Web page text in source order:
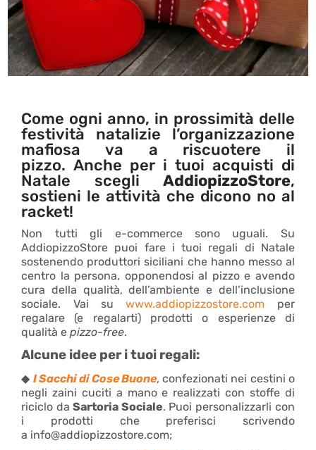
Come ogni anno, in prossimità delle
festività natalizie l’organizzazione
mafiosa va a riscuotere il
pizzo. Anche per i tuoi acquisti di
Natale scegli AddiopizzoStore,
sostieni le attività che dicono no al
racket!
Non tutti gli e-commerce sono uguali. Su
AddiopizzoStore puoi fare i tuoi regali di Natale
sostenendo produttori siciliani che hanno messo al
centro la persona, opponendosi al pizzo e avendo
cura della qualità, dell’ambiente e dell’inclusione
sociale. Vai suwww.addiopizzostore.com per
regalare (e regalarti) prodotti o esperienze di
qualità epizzo-free.
Alcune idee per i tuoi regali:
◆ I Sacchi di Cose Buone, confezionati nei cestini o
negli zaini cuciti a mano e realizzati con stoffe di
riciclo da Sartoria Sociale. Puoi personalizzarli con
i prodotti che preferisci scrivendo
a info@addiopizzostore.com;